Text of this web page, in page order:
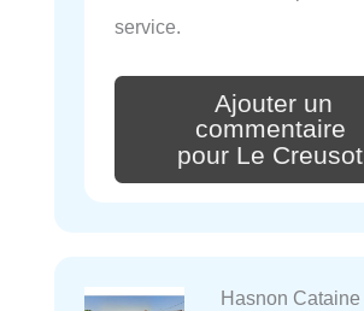
service.
Ajouter un
commentaire
pour Le Creusot
Hasnon Cataine